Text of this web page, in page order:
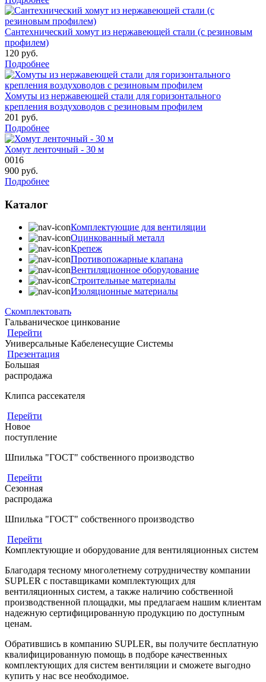
Сантехнический хомут из нержавеющей стали (с резиновым
профилем)
120 руб.
Подробнее
Хомуты из нержавеющей стали для горизонтального
крепления воздуховодов с резиновым профилем
201 руб.
Подробнее
Хомут ленточный - 30 м
0016
900 руб.
Подробнее
Каталог
Комплектующие для вентиляции
Оцинкованный металл
Крепеж
Противопожарные клапана
Вентиляционное оборудование
Строительные материалы
Изоляционные материалы
Скомплектовать
Гальваническое цинкование
Перейти
Универсальные Кабеленесущие Системы
Презентация
Большая
распродажа
Клипса рассекателя
Перейти
Новое
поступление
Шпилька "ГОСТ" собственного производство
Перейти
Сезонная
распродажа
Шпилька "ГОСТ" собственного производство
Перейти
Комплектующие и оборудование для вентиляционных систем
Благодаря тесному многолетнему сотрудничеству компании
SUPLER с поставщиками комплектующих для
вентиляционных систем, а также наличию собственной
производственной площадки, мы предлагаем нашим клиентам
надежную сертифицированную продукцию по доступным
ценам.
Обратившись в компанию SUPLER, вы получите бесплатную
квалифицированную помощь в подборе качественных
комплектующих для систем вентиляции и сможете выгодно
купить у нас все необходимое.